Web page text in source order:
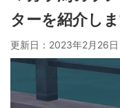
ターを紹介し
更新日： 2023年2月26日